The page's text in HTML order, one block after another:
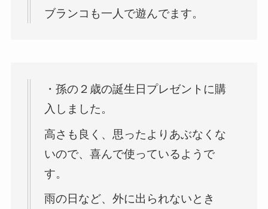
ブランコも一人で遊んでます。
・孫の２歳の誕生日プレゼントに購
入しました。
高さも良く、思ったよりあぶなくな
いので、喜んで使っているようで
す。
雨の日など、外に出られないとき